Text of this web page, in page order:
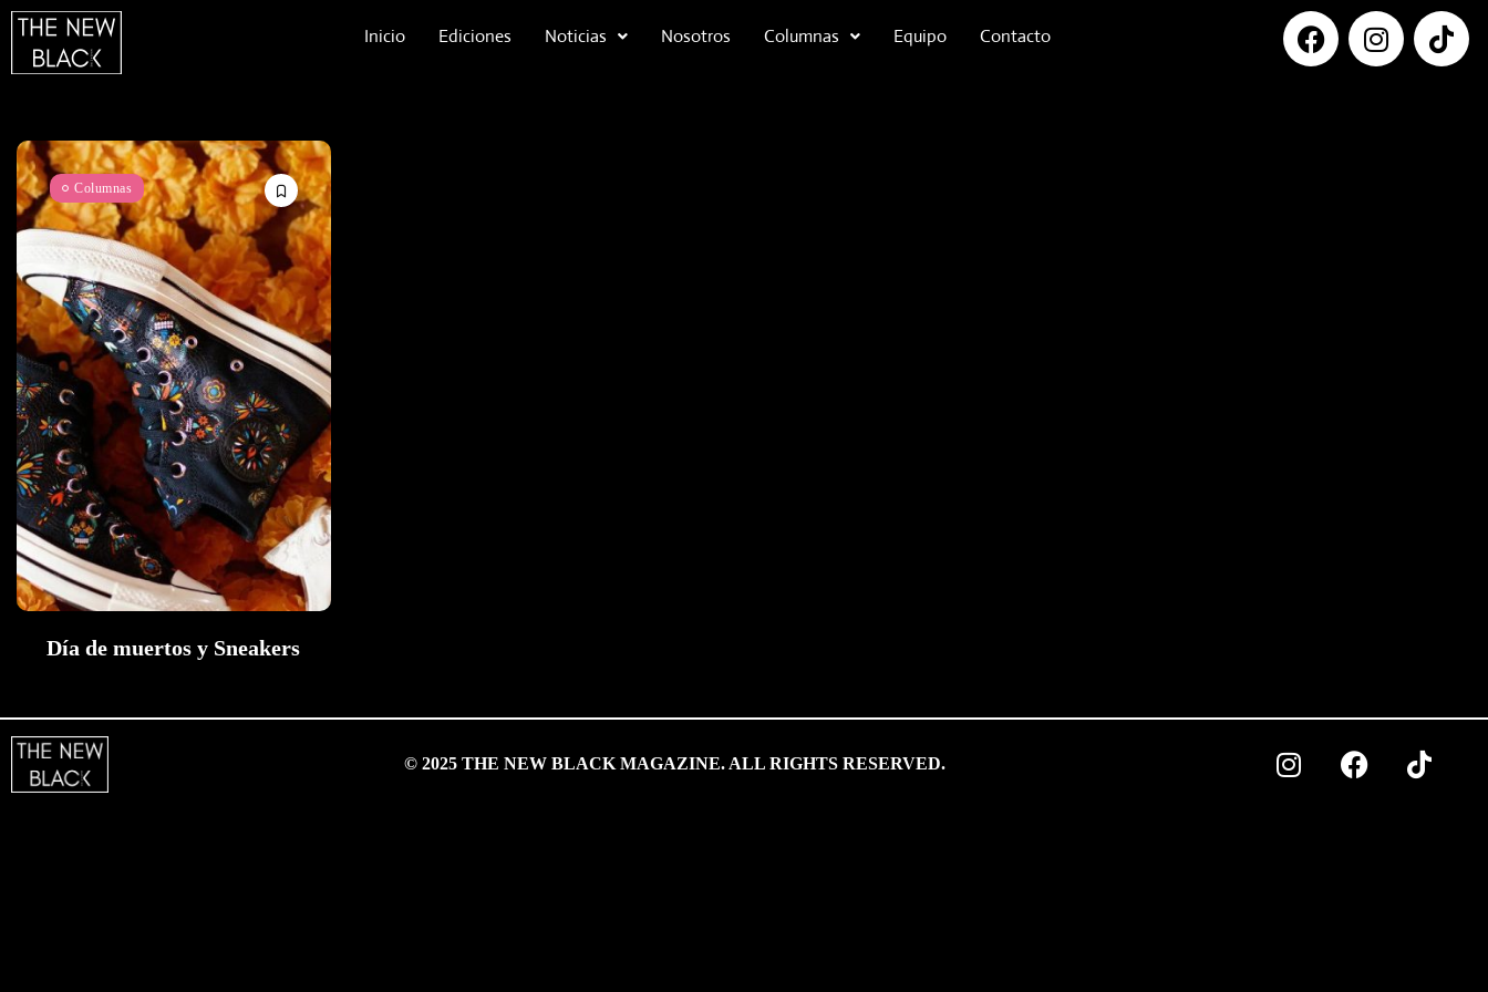
Inicio Ediciones Noticias Nosotros Columnas Equipo Contacto
Columnas
Día de muertos y Sneakers
© 2025 THE NEW BLACK MAGAZINE. ALL RIGHTS RESERVED.